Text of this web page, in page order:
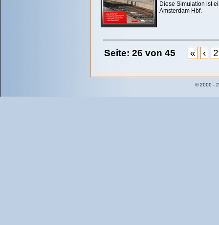
Diese Simulation ist
Amsterdam Hbf.
Seite: 26 von 45 « ‹
© 2000 -